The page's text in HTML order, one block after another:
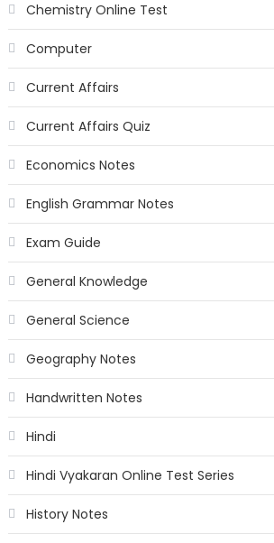
Chemistry Online Test
Computer
Current Affairs
Current Affairs Quiz
Economics Notes
English Grammar Notes
Exam Guide
General Knowledge
General Science
Geography Notes
Handwritten Notes
Hindi
Hindi Vyakaran Online Test Series
History Notes